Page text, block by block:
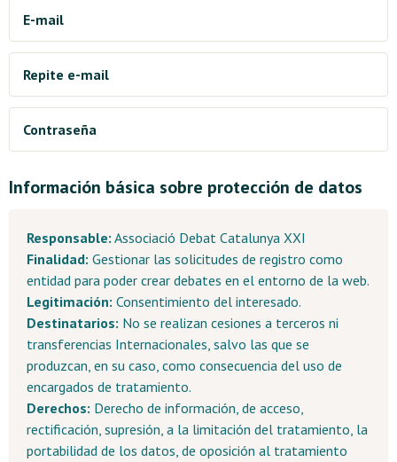
E-mail
Repite e-mail
Contraseña
Información básica sobre protección de datos
Responsable: Associació Debat Catalunya XXI
Finalidad: Gestionar las solicitudes de registro como
entidad para poder crear debates en el entorno de la web.
Legitimación: Consentimiento del interesado.
Destinatarios: No se realizan cesiones a terceros ni
transferencias Internacionales, salvo las que se
produzcan, en su caso, como consecuencia del uso de
encargados de tratamiento.
Derechos: Derecho de información, de acceso,
rectificación, supresión, a la limitación del tratamiento, la
portabilidad de los datos, de oposición al tratamiento